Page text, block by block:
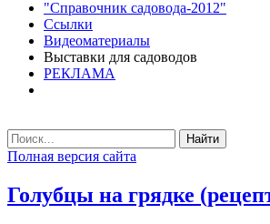
"Справочник садовода-2012"
Ссылки
Видеоматериалы
Выставки для садоводов
РЕКЛАМА
Найти
Полная версия сайта
Голубцы на грядке